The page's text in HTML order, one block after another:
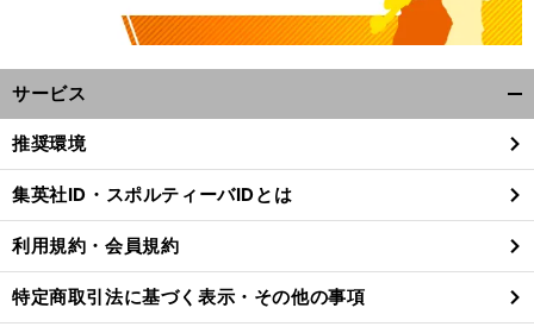
サービス
閉
る
推奨環境
集英社ID・スポルティーバIDとは
利用規約・会員規約
特定商取引法に基づく表示・その他の事項